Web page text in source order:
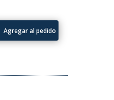
Agregar al pedido